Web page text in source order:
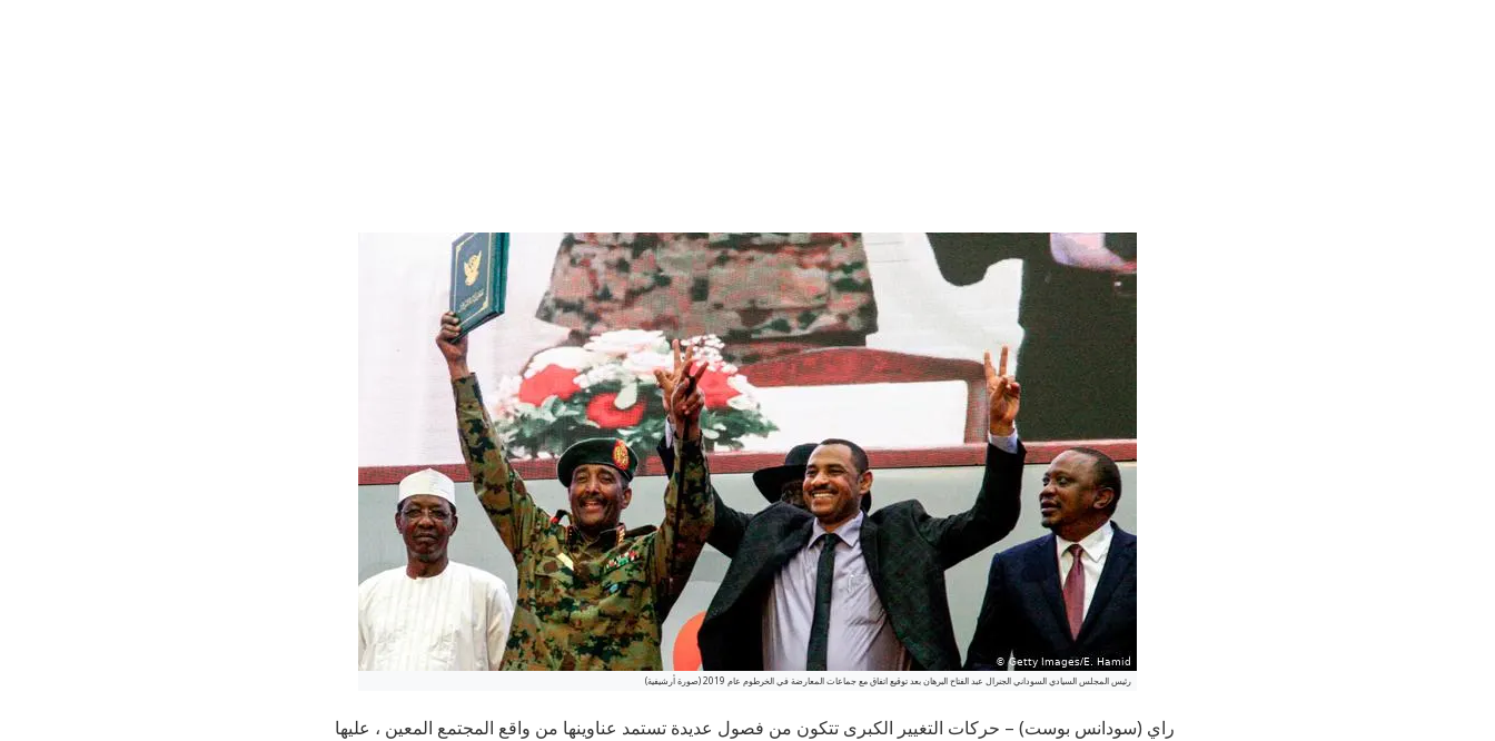
رئيس المجلس السيادي السوداني الجنرال عبد الفتاح البرهان بعد توقيع اتفاق مع جماعات المعارضة في الخرطوم عام 2019 (صورة أرشيفية)
راي (سودانس بوست) – حركات التغيير الكبرى تتكون من فصول عديدة تستمد عناوينها من واقع المجتمع المعين ، عليها